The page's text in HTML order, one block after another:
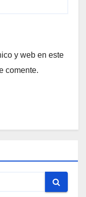
y web en este
comente.